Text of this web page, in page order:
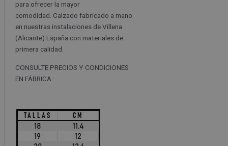
para ofrecer la mayor
comodidad. Calzado fabricado a mano
en nuestras instalaciones de Villena
(Alicante) España con materiales de
primera calidad.
CONSULTE PRECIOS Y CONDICIONES
EN FÁBRICA